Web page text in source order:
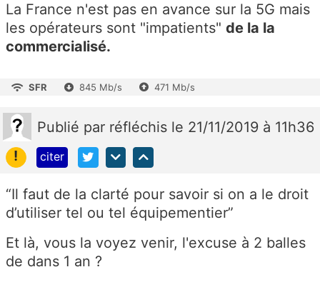
La France n'est pas en avance sur la 5G mais
les opérateurs sont "impatients" de la la
commercialisé.
SFR 845 Mb/s 471 Mb/s
Publié par réfléchis le 21/11/2019 à 11h36
!
citer
“Il faut de la clarté pour savoir si on a le droit
d’utiliser tel ou tel équipementier”
Et là, vous la voyez venir, l'excuse à 2 balles
de dans 1 an ?